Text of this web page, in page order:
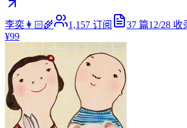
李奕👩🏻‍🌾 1,157 订阅 37 篇12/28 收
¥99